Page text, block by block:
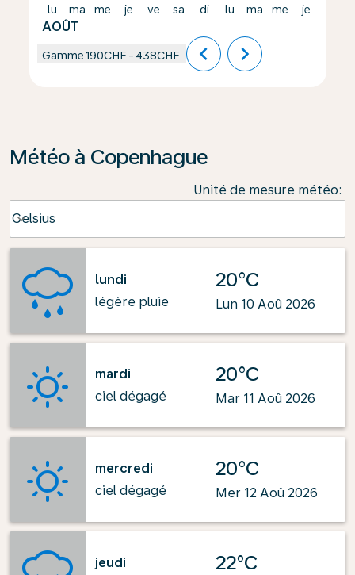
lu
AOÛT
ma me je ve sa di lu ma me je
Gamme190CHF - 438CHF chevron_left chevron_right
Météo à Copenhague
Unité de mesure météo:
Celsius
keyboard_arrow_down
lundi
légère pluie
20°C
Lun 10 Aoû 2026
mardi
ciel dégagé
20°C
Mar 11 Aoû 2026
mercredi
ciel dégagé
20°C
Mer 12 Aoû 2026
jeudi
22°C